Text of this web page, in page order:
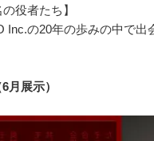
役者たち】
Inc.の20年の歩みの中で
月展示）